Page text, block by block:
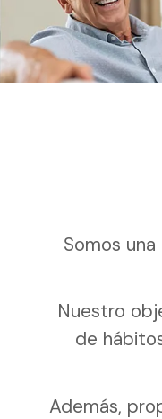
Somos
Nuestro
de
Además,